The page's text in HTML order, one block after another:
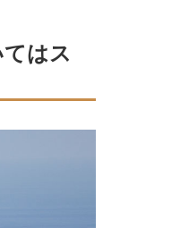
はス